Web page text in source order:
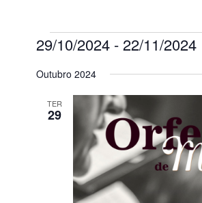
Eventos
29/10/2024 - 22/11/2024
a
data.
Outubro 2024
TER
29